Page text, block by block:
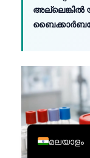
അല്ലെങ്കിൽ
മലയാളം
English
Deutsch
Italiano